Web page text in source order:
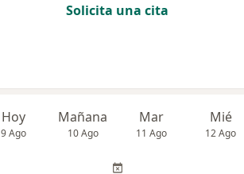
Solicita una cita
Hoy
9 Ago
Mañana
10 Ago
Mar
11 Ago
Mié
12 Ago